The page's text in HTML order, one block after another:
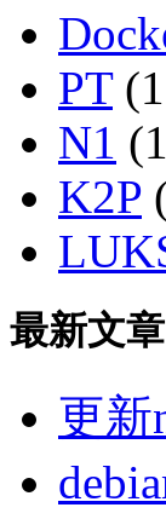
PT
N1
K2P
最新文章
更新